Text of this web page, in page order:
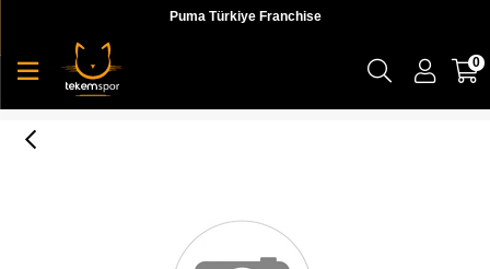
Puma Türkiye Franchise
0